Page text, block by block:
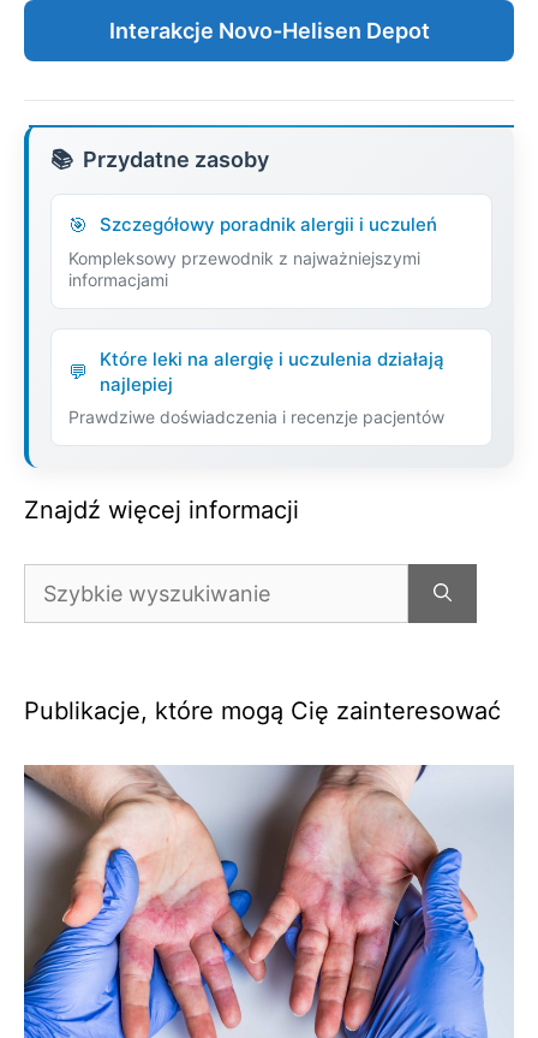
Interakcje Novo-Helisen Depot
Przydatne zasoby
Szczegółowy poradnik alergii i uczuleń
Kompleksowy przewodnik z najważniejszymi
informacjami
Które leki na alergię i uczulenia działają
najlepiej
Prawdziwe doświadczenia i recenzje pacjentów
Znajdź więcej informacji
Publikacje, które mogą Cię zainteresować